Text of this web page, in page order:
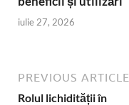
iulie 27, 2026
PREVIOUS ARTICLE
Rolul lichidității în